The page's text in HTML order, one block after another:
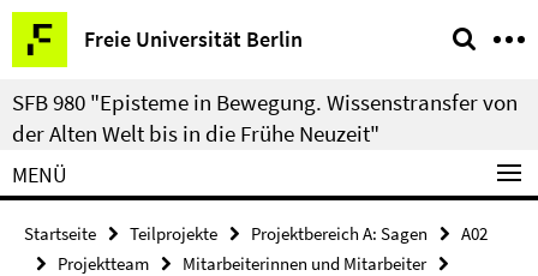
Springe
direkt
zu
Inhalt
Freie Universität Berlin
Service-
Navigation
SFB 980 "Episteme in Bewegung. Wissenstransfer von
der Alten Welt bis in die Frühe Neuzeit"
MENÜ
Startseite Teilprojekte Projektbereich A: Sagen
A02
Projektteam
Mitarbeiterinnen und Mitarbeiter